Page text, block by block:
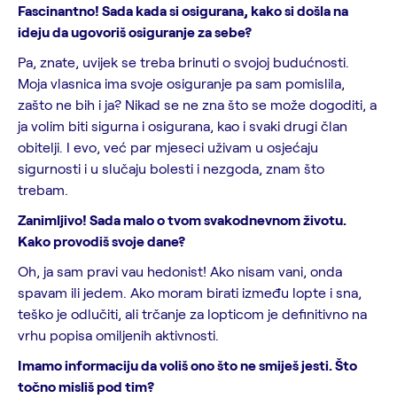
Fascinantno! Sada kada si osigurana, kako si došla na
ideju da ugovoriš osiguranje za sebe?
Pa, znate, uvijek se treba brinuti o svojoj budućnosti.
Moja vlasnica ima svoje osiguranje pa sam pomislila,
zašto ne bih i ja? Nikad se ne zna što se može dogoditi, a
ja volim biti sigurna i osigurana, kao i svaki drugi član
obitelji. I evo, već par mjeseci uživam u osjećaju
sigurnosti i u slučaju bolesti i nezgoda, znam što
trebam.
Zanimljivo! Sada malo o tvom svakodnevnom životu.
Kako provodiš svoje dane?
Oh, ja sam pravi vau hedonist! Ako nisam vani, onda
spavam ili jedem. Ako moram birati između lopte i sna,
teško je odlučiti, ali trčanje za lopticom je definitivno na
vrhu popisa omiljenih aktivnosti.
Imamo informaciju da voliš ono što ne smiješ jesti. Što
točno misliš pod tim?